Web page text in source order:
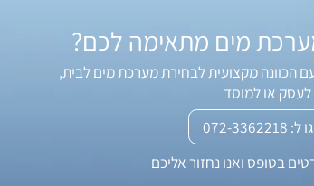
מים מתאימה לכם?